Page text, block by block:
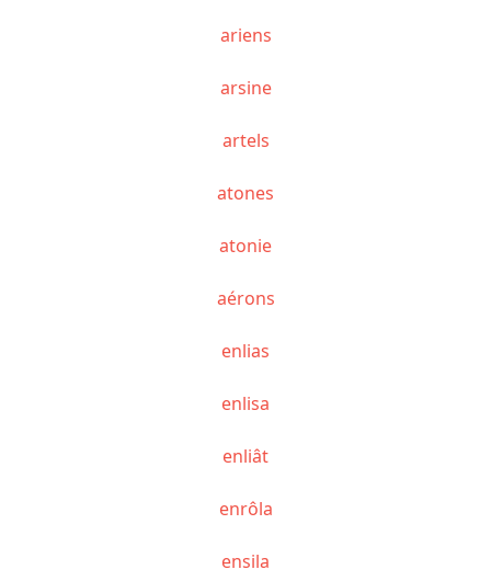
ariens
arsine
artels
atones
atonie
aérons
enlias
enlisa
enliât
enrôla
ensila